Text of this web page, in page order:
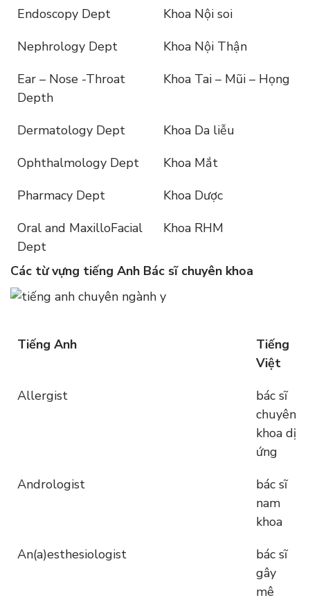
Endoscopy Dept
Khoa Nội soi
Nephrology Dept
Khoa Nội Thận
Ear – Nose -Throat
Depth
Khoa Tai – Mũi – Họng
Dermatology Dept
Khoa Da liễu
Ophthalmology Dept
Khoa Mắt
Pharmacy Dept
Khoa Dược
Oral and MaxilloFacial
Dept
Khoa RHM
Các từ vựng tiếng Anh Bác sĩ chuyên khoa
Tiếng Anh
Tiếng
Việt
Allergist
bác sĩ
chuyên
khoa dị
ứng
Andrologist
bác sĩ
nam
khoa
An(a)esthesiologist
bác sĩ
gây
mê